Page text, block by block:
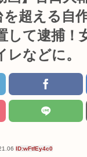
を超える自
して逮捕！
レなどに。
ID:wFtfEy4c0